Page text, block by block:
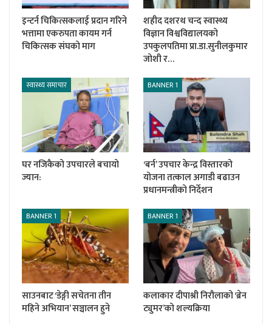
इन्टर्न चिकित्सकलाई प्रदान गरिने
भत्तामा एकरुपता कायम गर्न
चिकित्सक संघको माग
शहीद दशरथ चन्द स्वास्थ्य
विज्ञान विश्वविद्यालयको
उपकुलपतिमा प्रा.डा.सुनीलकुमार
जोशी र…
स्वास्थ्य समाचार
घर नजिकैको उपचारले बचायो
ज्यान:
BANNER 1
‘बर्न’ उपचार केन्द्र विस्तारको
योजना तत्काल अगाडी बढाउन
प्रधानमन्त्रीको निर्देशन
BANNER 1
साउनबाट ‘डेङ्गी सचेतना तीन
महिने अभियान’ सञ्चालन हुने
BANNER 1
कलाकार दीपाश्री निरौलाको ‘ब्रेन
ट्युमर’को शल्यक्रिया